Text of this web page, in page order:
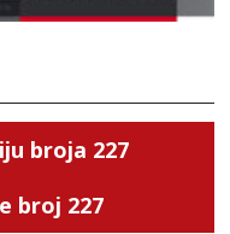
broja 227
broj 227